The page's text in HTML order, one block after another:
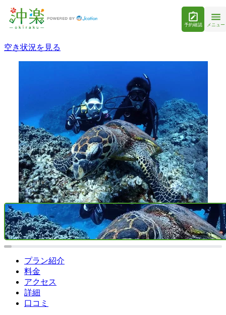
予約確認 メニュー
空き状況を見る
プラン紹介
料金
アクセス
詳細
口コミ